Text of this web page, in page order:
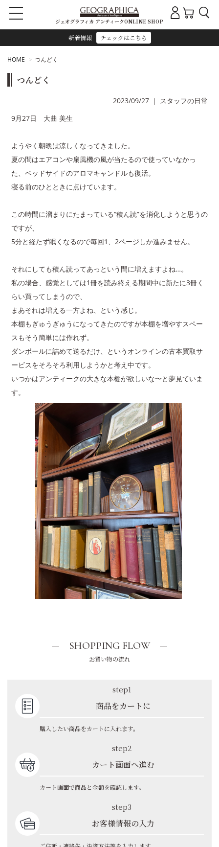
新着情報 チェックはこちら
ジェオグラフィカ アンティークONLINE SHOP
HOME つんどく
つんどく
2023/09/27 ｜ スタッフの日常
9月27日 大曲 美生
ようやく朝晩は涼しくなってきました。
夏の間はエアコンや扇風機の風が当たるので使っていなかっ
た、ベッドサイドのアロマキャンドルも復活。
寝る前のひとときに点けています。
この時間に溜まりにたまっている“積ん読”を消化しようと思うの
ですが、
5分と経たず眠くなるので毎回1、2ページしか進みません。
それにしても積ん読ってあっという間に増えますよね…。
私の場合、感覚としては1冊を読み終える期間中に新たに3冊く
らい買ってしまうので、
まあそれは増える一方よね、という感じ。
本棚もぎゅうぎゅうになってきたのですが本棚を増やすスペー
スもそう簡単には作れず。
ダンボールに詰めて送るだけ、というオンラインの古本買取サ
ービスをそろそろ利用しようかと考え中です。
いつかはアンティークの大きな本棚が欲しいな〜と夢見ていま
す。
SHOPPING FLOW
お買い物の流れ
step1
商品をカートに
購入したい商品をカートに入れます。
step2
カート画面へ進む
カート画面で商品と金額を確認します。
step3
お客様情報の入力